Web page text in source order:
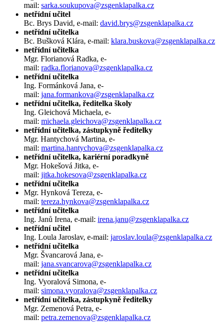
mail: sarka.soukupova@zsgenklapalka.cz
netřídní učitel
Bc. Brys David, e-mail: david.brys@zsgenklapalka.cz
netřídní učitelka
Bc. Bušková Klára, e-mail: klara.buskova@zsgenklapalka.cz
netřídní učitelka
Mgr. Florianová Radka, e-
mail: radka.florianova@zsgenklapalka.cz
netřídní učitelka
Ing. Formánková Jana, e-
mail: jana.formankova@zsgenklapalka.cz
netřídní učitelka, ředitelka školy
Ing. Gleichová Michaela, e-
mail: michaela.gleichova@zsgenklapalka.cz
netřídní učitelka, zástupkyně ředitelky
Mgr. Hantychová Martina, e-
mail: martina.hantychova@zsgenklapalka.cz
netřídní učitelka, kariérní poradkyně
Mgr. Hokešová Jitka, e-
mail: jitka.hokesova@zsgenklapalka.cz
netřídní učitelka
Mgr. Hynková Tereza, e-
mail: tereza.hynkova@zsgenklapalka.cz
netřídní učitelka
Ing. Janů Irena, e-mail: irena.janu@zsgenklapalka.cz
netřídní učitel
Ing. Loula Jaroslav, e-mail: jaroslav.loula@zsgenklapalka.cz
netřídní učitelka
Mgr. Švancarová Jana, e-
mail: jana.svancarova@zsgenklapalka.cz
netřídní učitelka
Ing. Vyoralová Simona, e-
mail: simona.vyoralova@zsgenklapalka.cz
netřídní učitelka, zástupkyně ředitelky
Mgr. Zemenová Petra, e-
mail: petra.zemenova@zsgenklapalka.cz